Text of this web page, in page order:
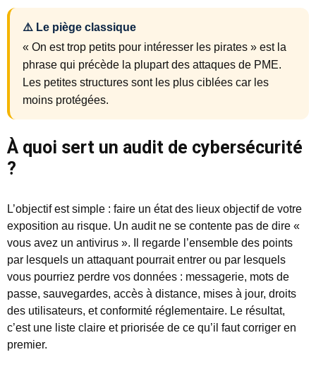
⚠️ Le piège classique
« On est trop petits pour intéresser les pirates » est la
phrase qui précède la plupart des attaques de PME.
Les petites structures sont les plus ciblées car les
moins protégées.
À quoi sert un audit de cybersécurité
?
L’objectif est simple : faire un état des lieux objectif de votre
exposition au risque. Un audit ne se contente pas de dire «
vous avez un antivirus ». Il regarde l’ensemble des points
par lesquels un attaquant pourrait entrer ou par lesquels
vous pourriez perdre vos données : messagerie, mots de
passe, sauvegardes, accès à distance, mises à jour, droits
des utilisateurs, et conformité réglementaire. Le résultat,
c’est une liste claire et priorisée de ce qu’il faut corriger en
premier.